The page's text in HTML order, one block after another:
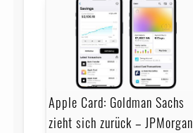
Apple Card: Goldman Sachs
zieht sich zurück – JPMorgan